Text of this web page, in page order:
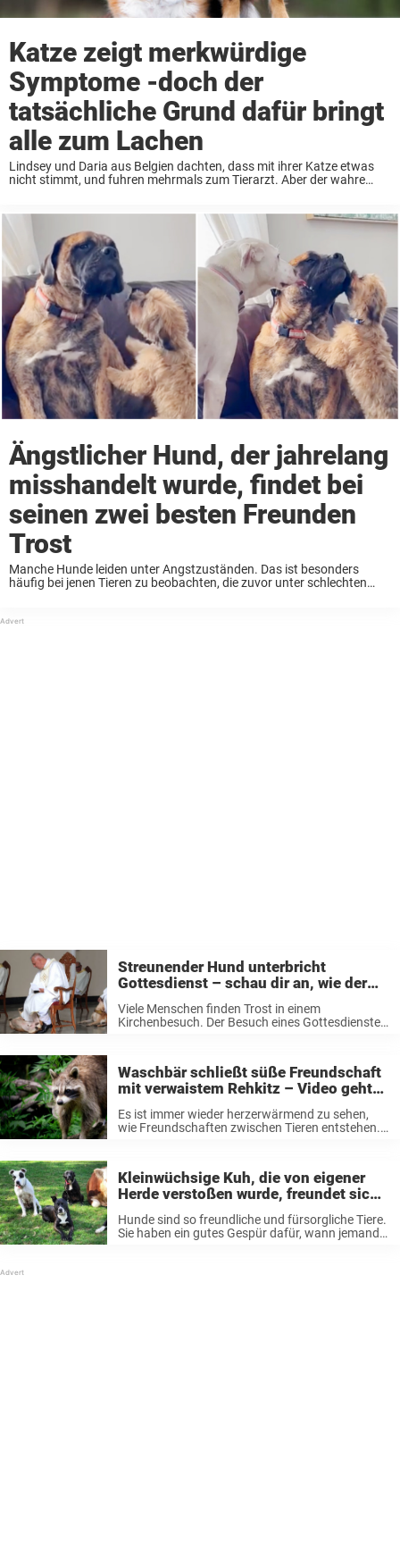
Katze zeigt merkwürdige
Symptome -doch der
tatsächliche Grund dafür bringt
alle zum Lachen
Lindsey und Daria aus Belgien dachten, dass mit ihrer Katze etwas
nicht stimmt, und fuhren mehrmals zum Tierarzt. Aber der wahre
Ängstlicher Hund, der jahrelang
misshandelt wurde, findet bei
seinen zwei besten Freunden
Trost
Manche Hunde leiden unter Angstzuständen. Das ist besonders
häufig bei jenen Tieren zu beobachten, die zuvor unter schlechten
Streunender Hund unterbricht
Gottesdienst – schau dir an, wie der
Priester reagiert
Viele Menschen finden Trost in einem
Kirchenbesuch. Der Besuch eines Gottesdienstes
Waschbär schließt süße Freundschaft
mit verwaistem Rehkitz – Video geht
viral
Es ist immer wieder herzerwärmend zu sehen,
wie Freundschaften zwischen Tieren entstehen.
die in einem Video zu sehen ist. ...
Kleinwüchsige Kuh, die von eigener
Herde verstoßen wurde, freundet sich
mit Rudel Hunde an
Hunde sind so freundliche und fürsorgliche Tiere.
Sie haben ein gutes Gespür dafür, wann jemand